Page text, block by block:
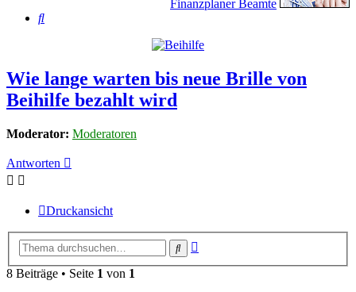
Finanzplaner Beamte
Suche
Wie lange warten bis neue Brille von
Beihilfe bezahlt wird
Moderator: Moderatoren
Antworten
Druckansicht
Suche
8 Beiträge • Seite 1 von 1